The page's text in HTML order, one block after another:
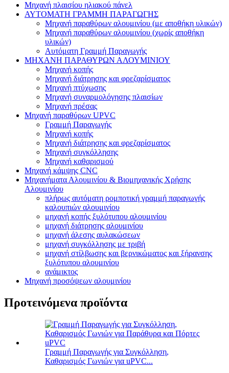
Μηχανή πλαισίου ηλιακού πάνελ
ΑΥΤΟΜΑΤΗ ΓΡΑΜΜΗ ΠΑΡΑΓΩΓΗΣ
Μηχανή παραθύρων αλουμινίου (με αποθήκη υλικών)
Μηχανή παραθύρων αλουμινίου (χωρίς αποθήκη
υλικών)
Αυτόματη Γραμμή Παραγωγής
ΜΗΧΑΝΗ ΠΑΡΑΘΥΡΩΝ ΑΛΟΥΜΙΝΙΟΥ
Μηχανή κοπής
Μηχανή διάτρησης και φρεζαρίσματος
Μηχανή πτύχωσης
Μηχανή συναρμολόγησης πλαισίων
Μηχανή πρέσας
Μηχανή παραθύρων UPVC
Γραμμή Παραγωγής
Μηχανή κοπής
Μηχανή διάτρησης και φρεζαρίσματος
Μηχανή συγκόλλησης
Μηχανή καθαρισμού
Μηχανή κάμψης CNC
Μηχανήματα Αλουμινίου & Βιομηχανικής Χρήσης
Αλουμινίου
πλήρως αυτόματη ρομποτική γραμμή παραγωγής
καλουπιών αλουμινίου
μηχανή κοπής ξυλότυπου αλουμινίου
μηχανή διάτρησης αλουμινίου
μηχανή άλεσης αυλακώσεων
μηχανή συγκόλλησης με τριβή
μηχανή στίλβωσης και βερνικώματος και ξήρανσης
ξυλότυπου αλουμινίου
ανάμικτος
Μηχανή προσόψεων αλουμινίου
Προτεινόμενα προϊόντα
Γραμμή Παραγωγής για Συγκόλληση,
Καθαρισμός Γωνιών για uPVC...